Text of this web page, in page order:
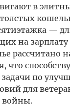
в
толстых
—
на
рассчитано
что
по
для
войны.